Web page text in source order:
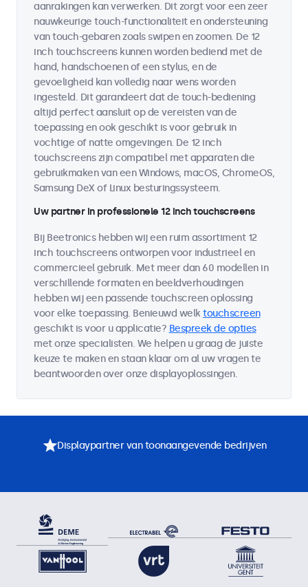
aanrakingen kan verwerken. Dit zorgt voor een zeer
nauwkeurige touch-functionaliteit en ondersteuning
van touch-gebaren zoals swipen en zoomen. De 12
inch touchscreens kunnen worden bediend met de
hand, handschoenen of een stylus, en de
gevoeligheid kan volledig naar wens worden
ingesteld. Dit garandeert dat de touch-bediening
altijd perfect aansluit op de vereisten van de
toepassing en ook geschikt is voor gebruik in
vochtige of natte omgevingen. De 12 inch
touchscreens zijn compatibel met apparaten die
gebruikmaken van een Windows, macOS, ChromeOS,
Samsung DeX of Linux besturingssysteem.
Uw partner in professionele 12 inch touchscreens
Bij Beetronics hebben wij een ruim assortiment 12
inch touchscreens ontworpen voor industrieel en
commercieel gebruik. Met meer dan 60 modellen in
verschillende formaten en beeldverhoudingen
hebben wij een passende touchscreen oplossing
voor elke toepassing. Benieuwd welktouchscreen
geschikt is voor u applicatie? Bespreek de opties
met onze specialisten. We helpen u graag de juiste
keuze te maken en staan klaar om al uw vragen te
beantwoorden over onze displayoplossingen.
Displaypartner van toonaangevende bedrijven